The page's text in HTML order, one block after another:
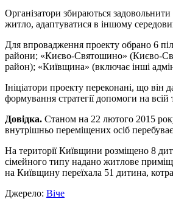
Організатори збираються
житло, адаптуватися в іншому
Для впровадження проекту обрано 6
райони; «Києво-Святошино» (Києво-
район); «Київщина» (включає інші
Ініціатори проекту переконані, що він
формування стратегії допомоги на всій
Довідка. Станом на 22 лютого 2015
внутрішньо переміщених осіб
На території Київщини розміщено 8
сімейного типу надано житлове
на Київщину переїхала 51 дитина,
Джерело: Віче